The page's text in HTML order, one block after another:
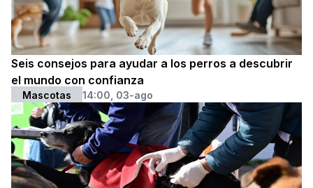
Seis consejos para ayudar a los perros a descubrir
el mundo con confianza
Mascotas 14:00, 03-ago